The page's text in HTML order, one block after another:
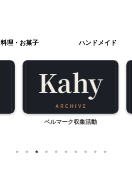
料理・お菓子 ハンドメイド
ベルマーク収集活動